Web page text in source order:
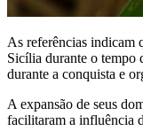
As referências indicam
Sicília durante o tempo
durante a conquista e
A expansão de seus
facilitaram a influência